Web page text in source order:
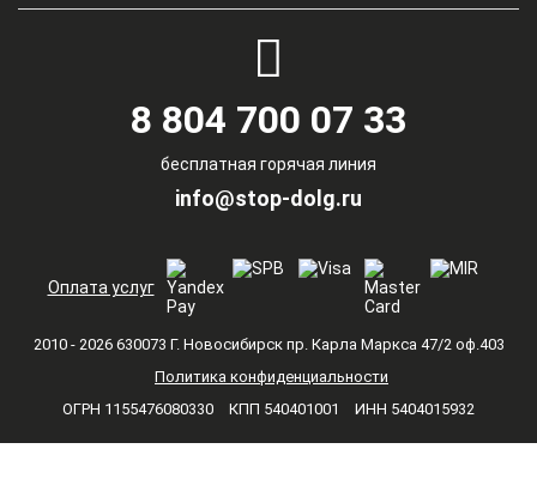
8 804 700 07 33
бесплатная горячая линия
info@stop-dolg.ru
Оплата услуг
2010 - 2026 630073 Г. Новосибирск пр. Карла Маркса 47/2 оф.403
Политика конфиденциальности
ОГРН 1155476080330
КПП 540401001 ИНН 5404015932